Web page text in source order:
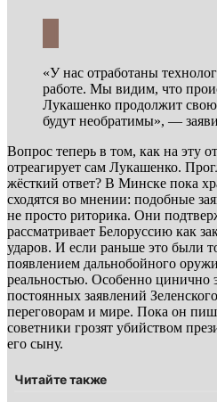
«У нас отработаны
работе. Мы видим, что
Лукашенко продолжит
будут необратимы», —
Вопрос теперь в том, как на эту
отреагирует сам Лукашенко.
жёсткий ответ? В Минске пока
сходятся во мнении: подобные
не просто риторика. Они
рассматривает Белоруссию как
ударов. И если раньше это были
появлением дальнобойного
реальностью. Особенно цинично
постоянных заявлений
переговорам и мире. Пока он
советники грозят убийством
его сыну.
Читайте также